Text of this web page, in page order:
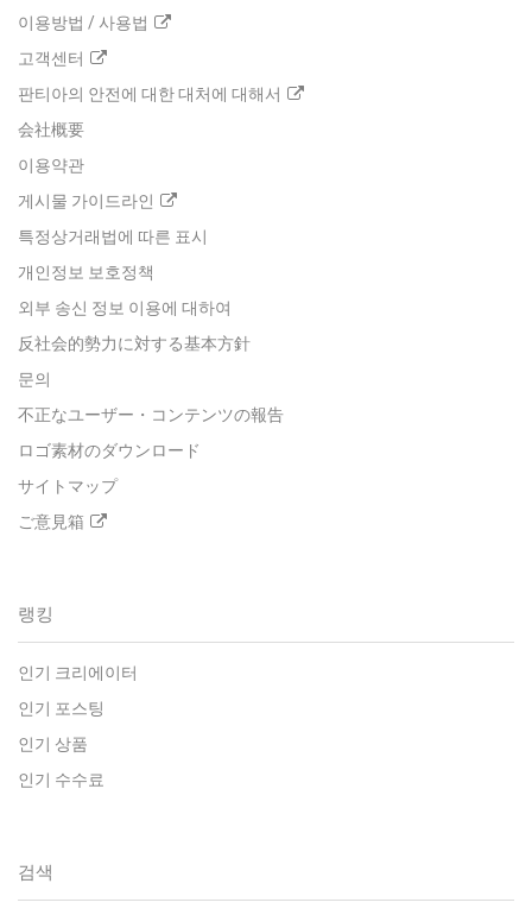
이용방법 / 사용법
고객센터
판티아의 안전에 대한 대처에 대해서
会社概要
이용약관
게시물 가이드라인
특정상거래법에 따른 표시
개인정보 보호정책
외부 송신 정보 이용에 대하여
反社会的勢力に対する基本方針
문의
不正なユーザー・コンテンツの報告
ロゴ素材のダウンロード
サイトマップ
ご意見箱
랭킹
인기 크리에이터
인기 포스팅
인기 상품
인기 수수료
검색